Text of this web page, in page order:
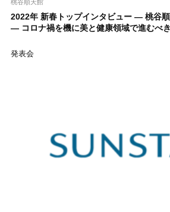
桃谷順天館
2022年 新春トップインタビュー ― 桃谷
― コロナ禍を機に美と健康領域で進むべ
発表会